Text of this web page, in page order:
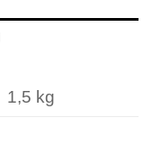
1,5 kg